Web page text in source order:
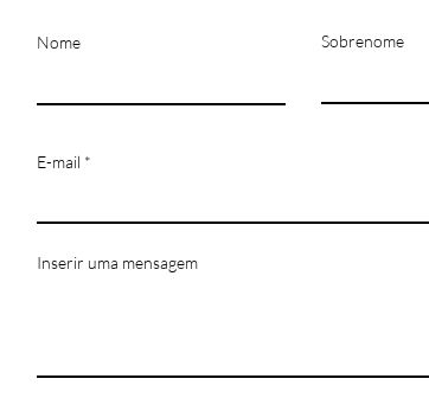
Nome Sobrenome
E-mail
Inserir uma mensagem